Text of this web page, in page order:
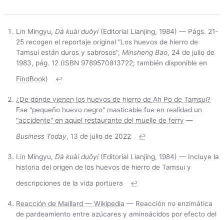
Lin Mingyu, Dà kuài duǒyí(Editorial Lianjing, 1984) — Págs. 21-
25 recogen el reportaje original "Los huevos de hierro de
Tamsui están duros y sabrosos", Minsheng Bao, 24 de julio de
1983, pág. 12 (ISBN 9789570813722; también disponible en
FindBook) ↩
¿De dónde vienen los huevos de hierro de Ah Po de Tamsui?
Ese "pequeño huevo negro" masticable fue en realidad un
"accidente" en aquel restaurante del muelle de ferry —
Business Today, 13 de julio de 2022 ↩
Lin Mingyu, Dà kuài duǒyí(Editorial Lianjing, 1984) — Incluye la
historia del origen de los huevos de hierro de Tamsui y
descripciones de la vida portuera
↩
Reacción de Maillard — Wikipedia — Reacción no enzimática
de pardeamiento entre azúcares y aminoácidos por efecto del